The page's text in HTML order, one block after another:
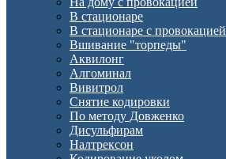
В стационаре
В стационаре с провокацией
Вшивание "торпеды"
Аквилонг
Алгоминал
Вивитрол
Снятие кодировки
По методу Довженко
Дисульфирам
Налтрексон